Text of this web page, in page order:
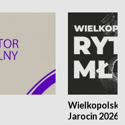
Jarocin 2026